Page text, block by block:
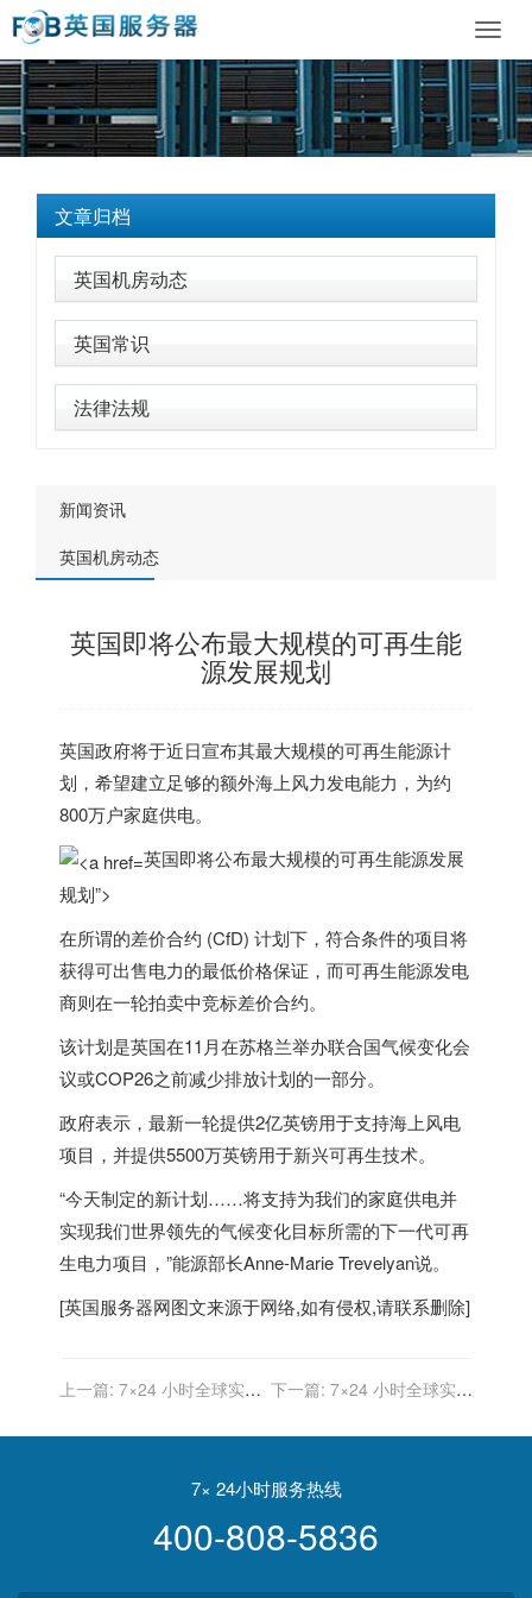
文章归档
英国机房动态
英国常识
法律法规
新闻资讯
英国机房动态
英国即将公布最大规模的可再生能
源发展规划
英国政府将于近日宣布其最大规模的可再生能源计
划，希望建立足够的额外海上风力发电能力，为约
800万户家庭供电。
英国即将公布最大规模的可再生能源发展
规划”>
在所谓的差价合约 (CfD) 计划下，符合条件的项目将
获得可出售电力的最低价格保证，而可再生能源发电
商则在一轮拍卖中竞标差价合约。
该计划是英国在11月在苏格兰举办联合国气候变化会
议或COP26之前减少排放计划的一部分。
政府表示，最新一轮提供2亿英镑用于支持海上风电
项目，并提供5500万英镑用于新兴可再生技术。
“今天制定的新计划……将支持为我们的家庭供电并
实现我们世界领先的气候变化目标所需的下一代可再
生电力项目，”能源部长Anne-Marie Trevelyan说。
[英国服务器网图文来源于网络,如有侵权,请联系删除]
上一篇: 7×24 小时全球实时 下一篇: 7×24 小时全球实时
7× 24小时服务热线
400-808-5836